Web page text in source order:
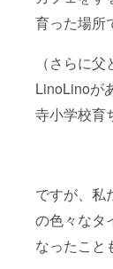
育った場所
（さらに父
LinoLinoが
寺小学校育
ですが、私
の色々なタ
なったこと